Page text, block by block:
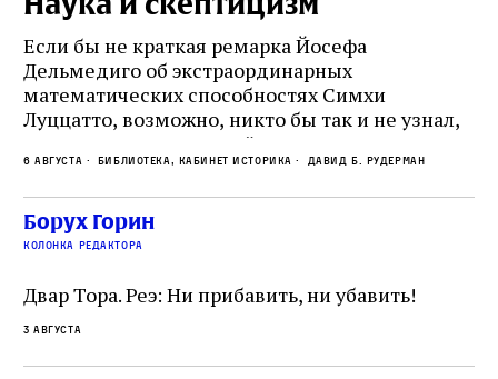
Если бы не краткая ремарка Йосефа
Дельмедиго об экстраординарных
математических способностях Симхи
Луццатто, возможно, никто бы так и не узнал,
что этот эрудированный и несколько
сварливый венецианский талмудист имел
какое‑то отношение к научной деятельности.
На протяжении почти шестидесяти лет,
вплоть до своей кончины, Луццатто был
6 августа Библиотека, кабинет историка Давид Б. Рудерман
Борух Горин
колонка редактора
Двар Тора. Реэ: Ни прибавить, ни убавить!
3 августа